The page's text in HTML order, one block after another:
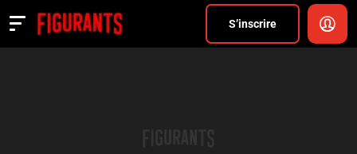
S’inscrire
Actualités